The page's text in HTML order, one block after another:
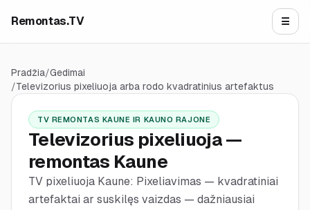
Remontas.TV ☰
Pradžia/Gedimai
/Televizorius pixeliuoja arba rodo kvadratinius artefaktus
TV REMONTAS KAUNE IR KAUNO RAJONE
Televizorius pixeliuoja —
remontas Kaune
TV pixeliuoja Kaune: Pixeliavimas — kvadratiniai
artefaktai ar suskilęs vaizdas — dažniausiai